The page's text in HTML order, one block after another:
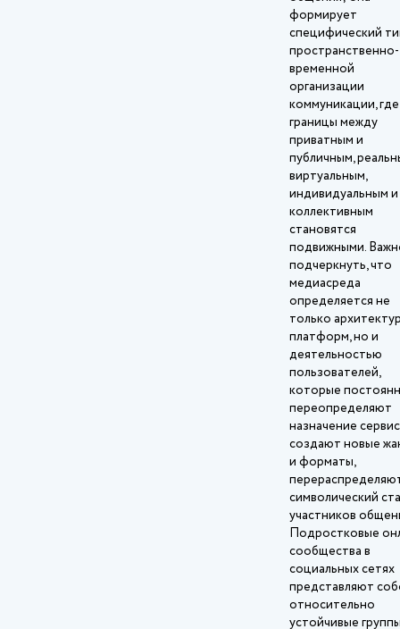
формирует
специфический
пространственно-
временной
организации
коммуникации, где
границы между
приватным и
публичным,
виртуальным,
индивидуальным и
коллективным
становятся
подвижными.
подчеркнуть, что
медиасреда
определяется не
только
платформ, но и
деятельностью
пользователей,
которые
переопределяют
назначение
создают новые
и форматы,
символический
участников
Подростковые
сообщества в
социальных сетях
представляют
относительно
устойчивые